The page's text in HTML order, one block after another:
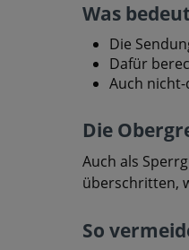
Was
Die
Dafür
Auch
Die
Auch als
überschritten,
So